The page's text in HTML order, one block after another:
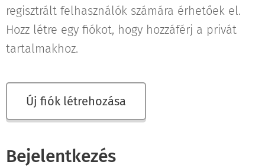
regisztrált felhasználók számára érhetőek el.
Hozz létre egy fiókot, hogy hozzáférj a privát
tartalmakhoz.
Új fiók létrehozása
Bejelentkezés